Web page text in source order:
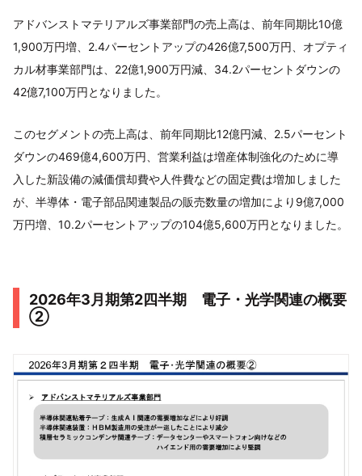
アドバンストマテリアルズ事業部門の売上高は、前年同期比10億
1,900万円増、2.4パーセントアップの426億7,500万円、オプティ
カル材事業部門は、22億1,900万円減、34.2パーセントダウンの
42億7,100万円となりました。
このセグメントの売上高は、前年同期比12億円減、2.5パーセント
ダウンの469億4,600万円、営業利益は増産体制強化のために導
入した新設備の減価償却費や人件費などの固定費は増加しました
が、半導体・電子部品関連製品の販売数量の増加により9億7,000
万円増、10.2パーセントアップの104億5,600万円となりました。
2026年3月期第2四半期 電子・光学関連の概要
②